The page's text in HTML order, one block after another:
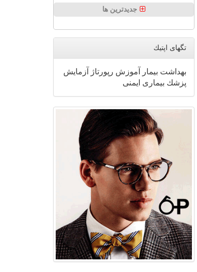
جدیدترین ها
تگهای اپتیك
بهداشت بیمار آموزش رپورتاژ
آزمایش
پزشك بیماری ایمنی